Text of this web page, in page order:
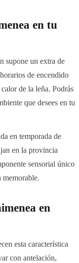
en tu
supone un extra de
de encendido
de la leña. Podrás
que desees en tu
en temporada de
en la provincia
sensorial único
memorable.
en
esta característica
con antelación,